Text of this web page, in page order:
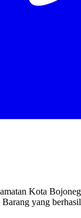
Kota
yang